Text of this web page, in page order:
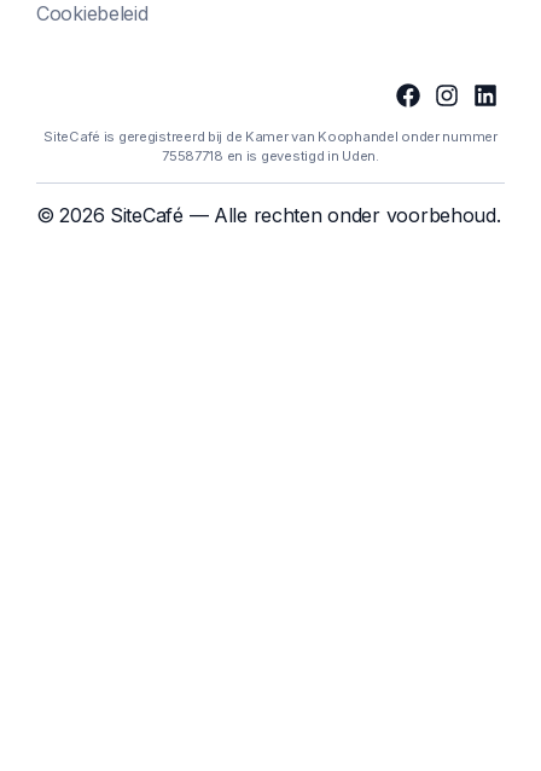
Cookiebeleid
SiteCafé is geregistreerd bij de Kamer van Koophandel onder nummer
75587718 en is gevestigd in Uden.
© 2026 SiteCafé — Alle rechten onder voorbehoud.